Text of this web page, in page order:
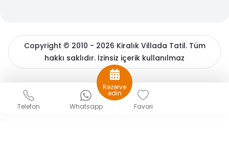
Copyright © 2010 - 2026 Kiralık Villada Tatil. Tüm
hakkı saklıdır. İzinsiz içerik kullanılmaz
BöcekSoft
Telefon Whatsapp
Rezerve
edin
Favori
Sizlere daha iyi bir hizmet sunabilmek için çerezler
kullanıyoruz. Detaylı bilgiler içinçerez politikamızı
Verilerin Korunmasıhakkında açıklama metnimizi inceleyin.